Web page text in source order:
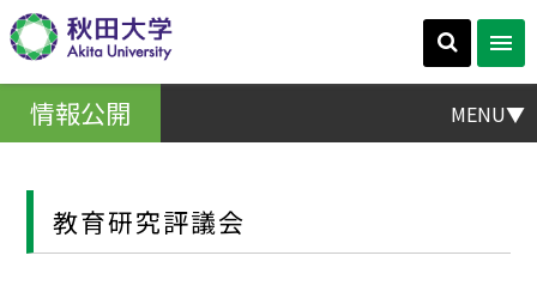
MENU▼
情報公開
教育研究評議会